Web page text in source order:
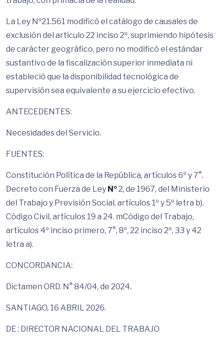
La Ley Nº21.561 modificó el catálogo de causales de
exclusión del artículo 22 inciso 2º, suprimiendo hipótesis
de carácter geográfico, pero no modificó el estándar
sustantivo de la fiscalización superior inmediata ni
estableció que la disponibilidad tecnológica de
supervisión sea equivalente a su ejercicio efectivo.
ANTECEDENTES:
Necesidades del Servicio.
FUENTES:
Constitución Política de la República, artículos 6º y 7°.
Decreto con Fuerza de Ley Nº2, de 1967, del Ministerio
del Trabajo y Previsión Social, artículos 1º y 5º letra b).
Código Civil, artículos 19 a 24. mCódigo del Trabajo,
artículos 4º inciso primero, 7°, 8º, 22 inciso 2º, 33 y 42
letra a).
CONCORDANCIA:
Dictamen ORD. N° 84/04, de 2024.
SANTIAGO, 16 ABRIL 2026.
DE : DIRECTOR NACIONAL DEL TRABAJO